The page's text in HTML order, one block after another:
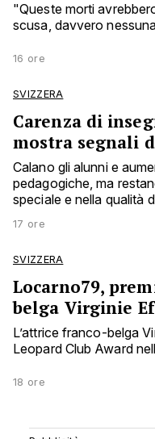
"Queste morti
scusa, davvero
16 ore
SVIZZERA
Carenza di
mostra segnali
Calano gli alunni e
pedagogiche, ma
speciale e nella qualità
17 ore
SVIZZERA
Locarno79,
belga Virginie
L’attrice franco-belga
Leopard Club Award
18 ore